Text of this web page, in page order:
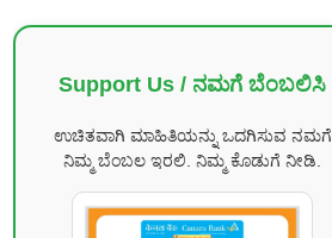
Support Us / ನಮಗೆ ಬೆಂಬಲಿಸಿ
ಉಚಿತವಾಗಿ ಮಾಹಿತಿಯನ್ನು ಒದಗಿಸುವ ನಮಗೆ
ನಿಮ್ಮ ಬೆಂಬಲ ಇರಲಿ. ನಿಮ್ಮ ಕೊಡುಗೆ ನೀಡಿ.